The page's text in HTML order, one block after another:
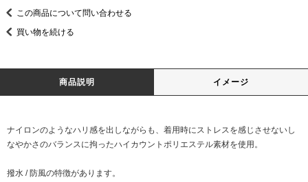
この商品について問い合わせる
買い物を続ける
商品説明 イメージ
ナイロンのようなハリ感を出しながらも、着用時にストレスを感じさせないし
なやかさのバランスに拘ったハイカウントポリエステル素材を使用。
撥水 / 防風の特徴があります。